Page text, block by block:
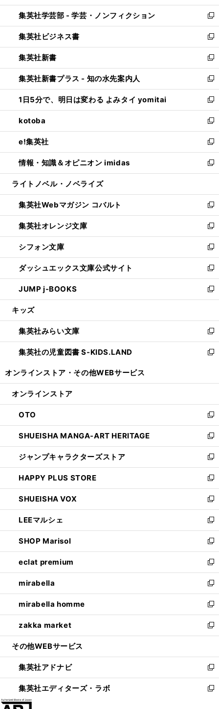
開
く
ウ
で
開
く
ン
ド
ウ
で
開
く
ウ
ィ
ン
ド
ウ
で
開
く
集英社学芸部 - 学芸・ノンフィクション
新
し
い
ウ
ィ
ン
ド
ウ
で
開
く
集英社ビジネス書
新
し
い
ウ
ィ
ン
ド
ウ
で
開
く
集英社新書
新
し
い
ウ
ィ
ン
ド
ウ
で
開
く
集英社新書プラス - 知の水先案内人
新
し
い
ウ
ィ
ン
ド
ウ
で
開
1日5分で、明日は変わる よみタイ yomitai
新
し
い
ウ
ィ
ン
ド
ウ
開
く
kotoba
新
し
い
ウ
ィ
ン
ウ
で
開
く
e!集英社
新
し
い
ウ
ン
ド
ウ
で
開
く
情報・知識＆オピニオン imidas
新
し
ウ
ィ
ン
ド
ウ
で
開
く
ライトノベル・ノベライズ
集英社Webマガジン コバルト
新
し
い
ウ
ィ
ン
ド
ウ
で
開
集英社オレンジ文庫
新
し
い
ウ
ィ
ン
ド
ウ
開
く
シフォン文庫
新
し
い
ウ
ィ
ン
ウ
で
開
く
ダッシュエックス文庫公式サイト
新
し
い
ウ
ン
ド
ウ
で
JUMP j-BOOKS
新
し
ウ
ィ
ン
ド
開
キッズ
集英社みらい文庫
新
し
い
ン
ウ
で
開
く
集英社の児童図書 S-KIDS.LAND
新
ウ
ン
ド
ウ
で
開
く
オンラインストア・ その他WEBサービス
オンラインストア
OTO
新
し
い
ウ
ィ
ン
ド
ウ
で
開
く
SHUEISHA MANGA-ART HERITAGE
新
し
い
ウ
ィ
ン
ド
ウ
で
開
く
ジャンプキャラクターズストア
新
し
い
ウ
ィ
ン
ド
ウ
で
開
く
HAPPY PLUS STORE
新
し
い
ウ
ィ
ン
ド
ウ
で
開
く
SHUEISHA VOX
新
し
い
ウ
ィ
ン
ド
ウ
で
開
く
LEEマルシェ
新
し
い
ウ
ィ
ン
ド
ウ
で
開
く
SHOP Marisol
新
し
い
ウ
ィ
ン
ド
ウ
で
開
eclat premium
新
し
い
ウ
ィ
ン
ド
ウ
開
く
mirabella
新
し
い
ウ
ィ
ン
ウ
で
開
く
mirabella homme
新
し
い
ウ
ン
ド
ウ
で
zakka market
新
し
ウ
ィ
ン
ド
その他WEBサービス
集英社アドナビ
新
し
い
集英社エディターズ・ラボ
新